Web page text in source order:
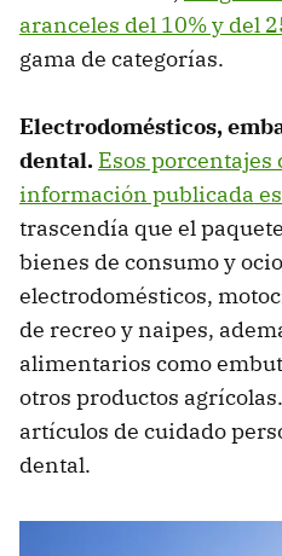
aranceles del 10% y del
gama de categorías.
Electrodomésticos,
dental. Esos
información publicada
trascendía que el
bienes de consumo y
electrodomésticos,
de recreo y naipes,
alimentarios como
otros productos
artículos de cuidado
dental.